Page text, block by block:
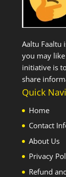
Aaltu Faaltu
you may
initiative is
share
Quick
Home
Contact
About Us
Privacy
Refund